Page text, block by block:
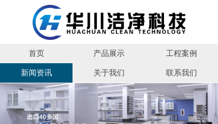
首页 产品展示 工程案例
新闻资讯 关于我们 联系我们